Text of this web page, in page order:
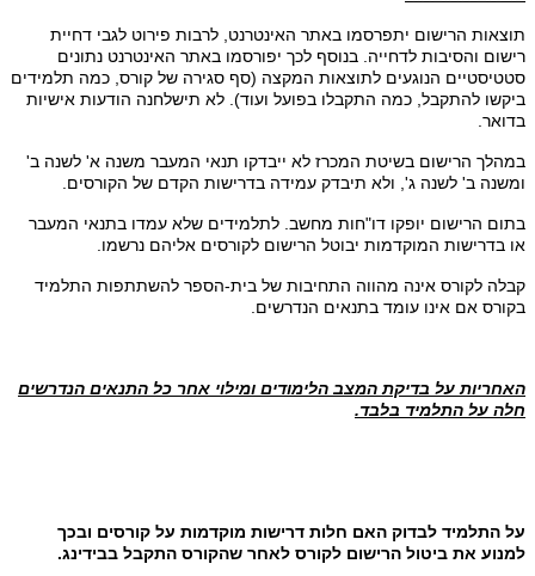
תוצאות הרישום יתפרסמו באתר האינטרנט, לרבות פירוט לגבי דחיית
רישום והסיבות לדחייה. בנוסף לכך יפורסמו באתר האינטרנט נתונים
סטטיסטיים הנוגעים לתוצאות המקצה (סף סגירה של קורס, כמה תלמידים
ביקשו להתקבל, כמה התקבלו בפועל ועוד). לא תישלחנה הודעות אישיות
בדואר.
במהלך הרישום בשיטת המכרז לא ייבדקו תנאי המעבר משנה א' לשנה ב'
ומשנה ב' לשנה ג', ולא תיבדק עמידה בדרישות הקדם של הקורסים.
בתום הרישום יופקו דו"חות מחשב. לתלמידים שלא עמדו בתנאי המעבר
או בדרישות המוקדמות יבוטל הרישום לקורסים אליהם נרשמו.
קבלה לקורס אינה מהווה התחיבות של בית-הספר להשתתפות התלמיד
בקורס אם אינו עומד בתנאים הנדרשים.
האחריות על בדיקת המצב הלימודים ומילוי אחר כל התנאים הנדרשים
חלה על התלמיד בלבד.
על התלמיד לבדוק האם חלות דרישות מוקדמות על קורסים ובכך
למנוע את ביטול הרישום לקורס לאחר שהקורס התקבל בבידינג.